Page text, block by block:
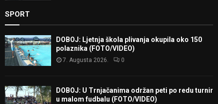
SPORT
DOBOJ: Ljetnja škola plivanja okupila oko 150
polaznika (FOTO/VIDEO)
7. Augusta 2026. 0
DOBOJ: U Trnjačanima održan peti po redu turnir
u malom fudbalu (FOTO/VIDEO)